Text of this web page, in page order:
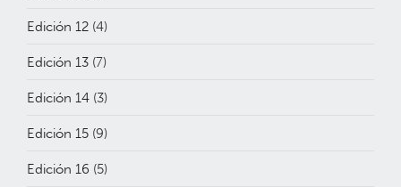
Edición 12 (4)
Edición 13 (7)
Edición 14 (3)
Edición 15 (9)
Edición 16 (5)